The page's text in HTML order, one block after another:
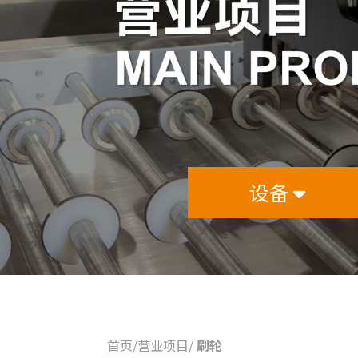
设备
首页/营业项目/刷轮